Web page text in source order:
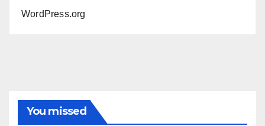
WordPress.org
You missed